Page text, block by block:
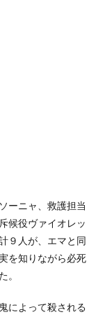
ーニャ、救護担当
候役ヴァイオレッ
９人が、エマと同
を知りながら必死
。
によって殺される